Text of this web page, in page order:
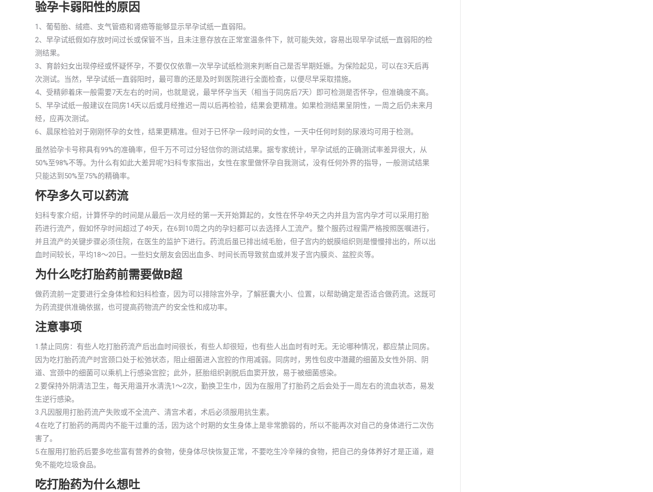
验孕卡弱阳性的原因
1、葡萄胎、绒癌、支气管癌和肾癌等能够显示早孕试纸一直弱阳。
2、早孕试纸假如存放时间过长或保管不当，且未注意存放在正常室温条件下，就可能失效，容易出现早孕试纸一直弱阳的检
测结果。
3、育龄妇女出现停经或怀疑怀孕，不要仅仅依靠一次早孕试纸检测来判断自己是否早期妊娠。为保险起见，可以在3天后再
次测试。当然，早孕试纸一直弱阳时，最可靠的还是及时到医院进行全面检查，以便尽早采取措施。
4、受精卵着床一般需要7天左右的时间，也就是说，最早怀孕当天（相当于同房后7天）即可检测是否怀孕，但准确度不高。
5、早孕试纸一般建议在同房14天以后或月经推迟一周以后再检验，结果会更精准。如果检测结果呈阴性，一周之后仍未来月
经，应再次测试。
6、晨尿检验对于刚刚怀孕的女性，结果更精准。但对于已怀孕一段时间的女性，一天中任何时刻的尿液均可用于检测。
虽然验孕卡号称具有99%的准确率，但千万不可过分轻信你的测试结果。据专家统计，早孕试纸的正确测试率差异很大，从
50%至98%不等。为什么有如此大差异呢?妇科专家指出，女性在家里做怀孕自我测试，没有任何外界的指导，一般测试结果
只能达到50%至75%的精确率。
怀孕多久可以药流
妇科专家介绍，计算怀孕的时间是从最后一次月经的第一天开始算起的，女性在怀孕49天之内并且为宫内孕才可以采用打胎
药进行流产，假如怀孕时间超过了49天，在6到10周之内的孕妇都可以去选择人工流产。整个服药过程需严格按照医嘱进行，
并且流产的关键步骤必须住院，在医生的监护下进行。药流后虽已排出绒毛胎，但子宫内的蜕膜组织则是慢慢排出的，所以出
血时间较长，平均18～20日。一些妇女朋友会因出血多、时间长而导致贫血或并发子宫内膜炎、盆腔炎等。
为什么吃打胎药前需要做B超
做药流前一定要进行全身体检和妇科检查，因为可以排除宫外孕，了解胚囊大小、位置，以帮助确定是否适合做药流。这既可
为药流提供准确依据，也可提高药物流产的安全性和成功率。
注意事项
1.禁止同房：有些人吃打胎药流产后出血时间很长，有些人却很短，也有些人出血时有时无。无论哪种情况，都应禁止同房。
因为吃打胎药流产时宫颈口处于松弛状态，阻止细菌进入宫腔的作用减弱。同房时，男性包皮中潜藏的细菌及女性外阴、阴
道、宫颈中的细菌可以乘机上行感染宫腔；此外，胚胎组织剥脱后血窦开放，易于被细菌感染。
2.要保持外阴清洁卫生，每天用温开水清洗1～2次，勤换卫生巾，因为在服用了打胎药之后会处于一周左右的流血状态，易发
生逆行感染。
3.凡因服用打胎药流产失败或不全流产、清宫术者，术后必须服用抗生素。
4.在吃了打胎药的两周内不能干过重的活，因为这个时期的女生身体上是非常脆弱的，所以不能再次对自己的身体进行二次伤
害了。
5.在服用打胎药后要多吃些富有营养的食物，使身体尽快恢复正常，不要吃生冷辛辣的食物，把自己的身体养好才是正道，避
免不能吃垃圾食品。
吃打胎药为什么想吐